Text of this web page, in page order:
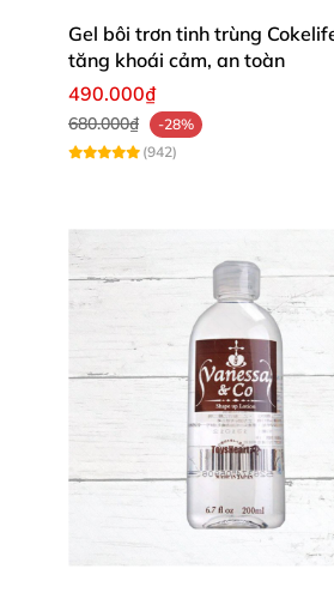
Lặp lại nếu cần, rửa
Từ Nga chính hãng, gel
da nhạy cảm như mình
Trần Minh Quân
khoảnh khắc thân mật
Lê Hương Giang (Đà
xịn sò đáng mua lắm!" 🌟
Gel bôi trơn tinh trùng
tăng khoái cảm, an toàn
490.000₫
680.000₫
-28%
(942)